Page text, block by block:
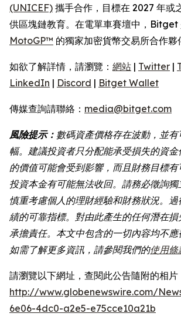
(UNICEF) 攜手合作，目標在 2027 年或
供區塊鏈教育。在電單車賽壇中，Bitget
MotoGP™ 的獨家加密貨幣交易所合作夥
如欲了解詳情，請瀏覽： 網站 | Twitter |
LinkedIn | Discord | Bitget Wallet
傳媒查詢請聯絡： media@bitget.com
風險提示： 數碼資產價格存在波動，並
幅。建議投資者只分配能承受損失的資
的價值可能會受到影響，而且財務目標
投資本金有可能無法收回。請務必徵詢
慎重考慮個人的理財經驗和財務狀況。
績的可靠指標。對由此產生的任何潛在
承擔責任。本文中包含的一切內容均不應
如需了解更多資訊，請參閱我們的使用條
請瀏覽以下網址，查閱此公告隨附的相片
http://www.globenewswire.com/
6e06-4dc0-a2e5-e75cce10a21b